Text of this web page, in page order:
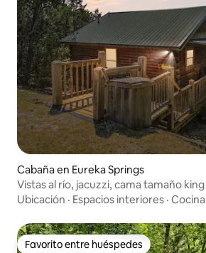
Cabaña en Eureka Springs
Vistas al río, jacuzzi, cama tamaño king
Ubicación · Espacios interiores · Cocina
Favorito entre huéspedes
Favorito entre huéspedes